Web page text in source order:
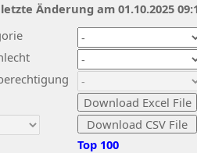
Top 100
letzte Änderung am 01.10.2025